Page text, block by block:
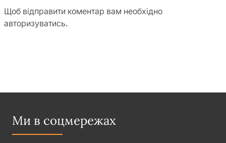
Щоб відправити коментар вам необхідно
авторизуватись.
Ми в соцмережах